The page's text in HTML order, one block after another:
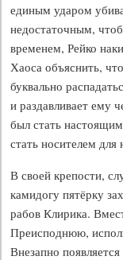
единым ударом
недостаточным,
временем, Рейко
Хаоса объяснить,
буквально
и раздавливает ему
был стать
стать носителем
В своей крепости,
камидогу пятёрку
рабов Клирика.
Преисподнюю,
Внезапно